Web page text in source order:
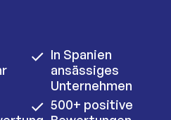
In Spanien
ansässiges
Unternehmen
500+ positive